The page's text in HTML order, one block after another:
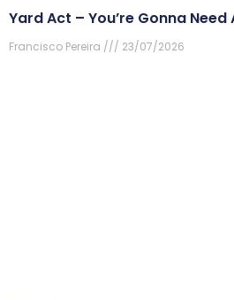
Yard Act – You’re Gonna
Francisco Pereira 23/07/2026